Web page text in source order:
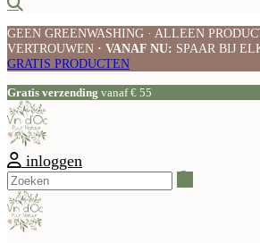
GEEN GREENWASHING · ALLEEN
VERTROUWEN · VANAF NU: SPAAR BIJ
GRATIS PRODUCTEN
Gratis verzending vanaf € 55
inloggen